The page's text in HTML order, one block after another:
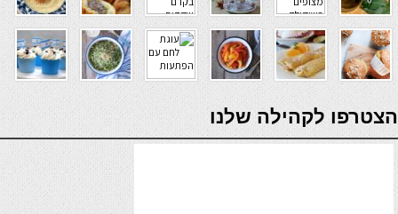
verde casino
הצטרפו לקהילה שלנו